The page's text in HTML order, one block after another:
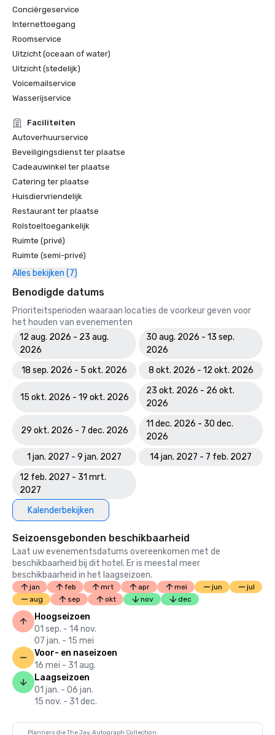
Conciërgeservice
Internettoegang
Roomservice
Uitzicht (oceaan of water)
Uitzicht (stedelijk)
Voicemailservice
Wasserijservice
Faciliteiten
Autoverhuurservice
Beveiligingsdienst ter plaatse
Cadeauwinkel ter plaatse
Catering ter plaatse
Huisdiervriendelijk
Restaurant ter plaatse
Rolstoeltoegankelijk
Ruimte (privé)
Ruimte (semi-privé)
Alles bekijken (7)
Benodigde datums
Prioriteitsperioden waaraan locaties de voorkeur geven voor
het houden van evenementen
12 aug. 2026 - 23 aug.
2026
30 aug. 2026 - 13 sep.
2026
18 sep. 2026 - 5 okt. 2026
8 okt. 2026 - 12 okt. 2026
15 okt. 2026 - 19 okt. 2026
23 okt. 2026 - 26 okt.
2026
29 okt. 2026 - 7 dec. 2026
11 dec. 2026 - 30 dec.
2026
1 jan. 2027 - 9 jan. 2027
14 jan. 2027 - 7 feb. 2027
12 feb. 2027 - 31 mrt.
2027
Kalenderbekijken
Seizoensgebonden beschikbaarheid
Laat uw evenementsdatums overeenkomen met de
beschikbaarheid bij dit hotel. Er is meestal meer
beschikbaarheid in het laagseizoen.
jan feb mrt apr mei jun
jul
aug
sep okt nov dec
Hoogseizoen
01 sep. - 14 nov.
07 jan. - 15 mei
Voor- en naseizoen
16 mei - 31 aug.
Laagseizoen
01 jan. - 06 jan.
15 nov. - 31 dec.
Planners die The Jay, Autograph Collection